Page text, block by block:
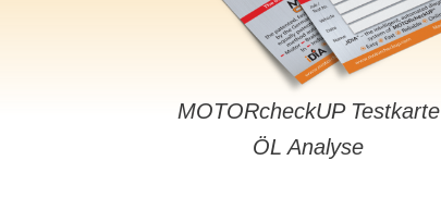
MOTORcheckUP Testkarte
ÖL Analyse